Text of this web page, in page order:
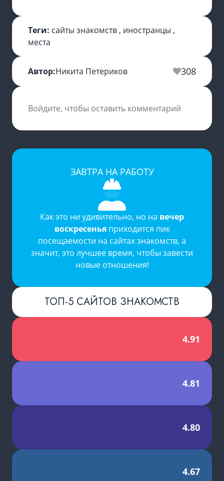
Теги: сайты знакомств , иностранцы ,
места
Автор:Никита Петериков 308
Войдите, чтобы оставить комментарий
ЗАВТРА НА РАБОТУ
Как это ни удивительно, но на вечер
воскресеньяприходится пик
посещаемости на сайтах знакомств, а
значит, это лучшее время, чтобы завести
новые отношения!
ТОП-5 САЙТОВ ЗНАКОМСТВ
4.91
4.81
4.80
4.67